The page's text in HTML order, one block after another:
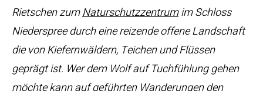
Rietschen zumNaturschutzzentrumim Schloss
Niederspree durch eine reizende offene Landschaft
die von Kiefernwäldern, Teichen und Flüssen
geprägt ist. Wer dem Wolf auf Tuchfühlung gehen